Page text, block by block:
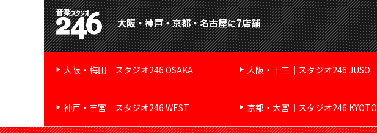
大阪・神戸・京都・名古屋に7店舗
大阪・梅田｜スタジオ246 OSAKA 大阪・十三｜スタジオ246 JUSO
神戸・三宮｜スタジオ246 WEST 京都・大宮｜スタジオ246 KYOTO